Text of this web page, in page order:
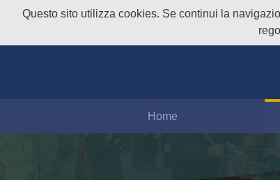
Questo sito utilizza cookies. Se continui la
Home